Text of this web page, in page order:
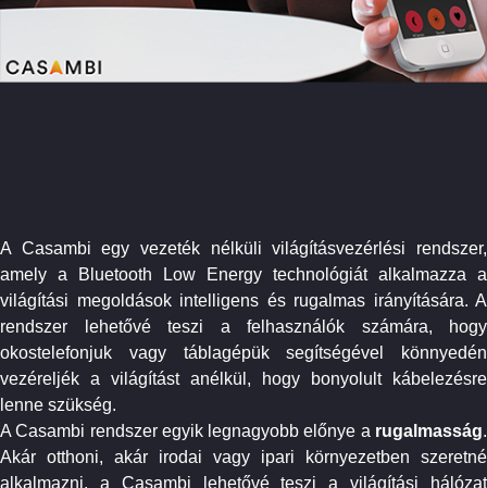
A Casambi egy vezeték nélküli világításvezérlési rendszer,
amely a Bluetooth Low Energy technológiát alkalmazza a
világítási megoldások intelligens és rugalmas irányítására. A
rendszer lehetővé teszi a felhasználók számára, hogy
okostelefonjuk vagy táblagépük segítségével könnyedén
vezéreljék a világítást anélkül, hogy bonyolult kábelezésre
lenne szükség. ​
A Casambi rendszer egyik legnagyobb előnye a rugalmasság.
Akár otthoni, akár irodai vagy ipari környezetben szeretné
alkalmazni, a Casambi lehetővé teszi a világítási hálózat